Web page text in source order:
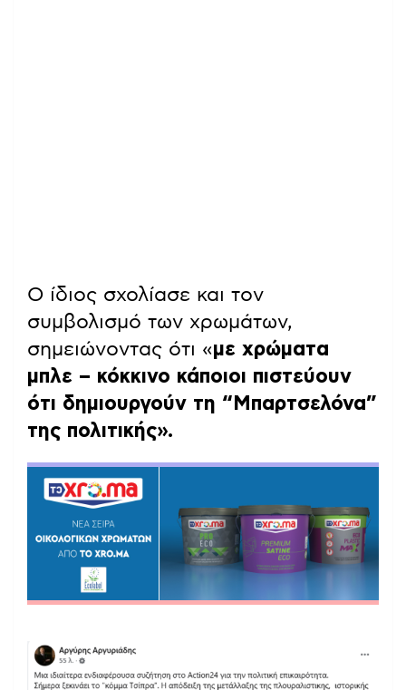
Ο ίδιος σχολίασε και τον
συμβολισμό των χρωμάτων,
σημειώνοντας ότι «με χρώματα
μπλε – κόκκινο κάποιοι πιστεύουν
ότι δημιουργούν τη “Μπαρτσελόνα”
της πολιτικής».